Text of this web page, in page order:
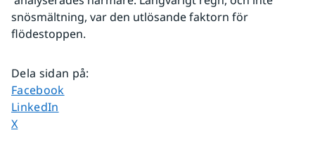
snösmältning, var den utlösande faktorn för
flödestoppen.
Dela sidan på:
Dela sidan på
Facebook
Dela sidan på
LinkedIn
Dela sidan på
X